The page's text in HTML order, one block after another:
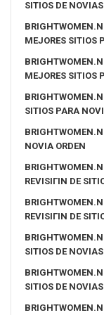
SITIOS DE NOVIAS
MEJORES SITIOS
MEJORES SITIOS
SITIOS PARA
NOVIA ORDEN
REVISIГІN DE
REVISIГІN DE
SITIOS DE NOVIAS
SITIOS DE NOVIAS